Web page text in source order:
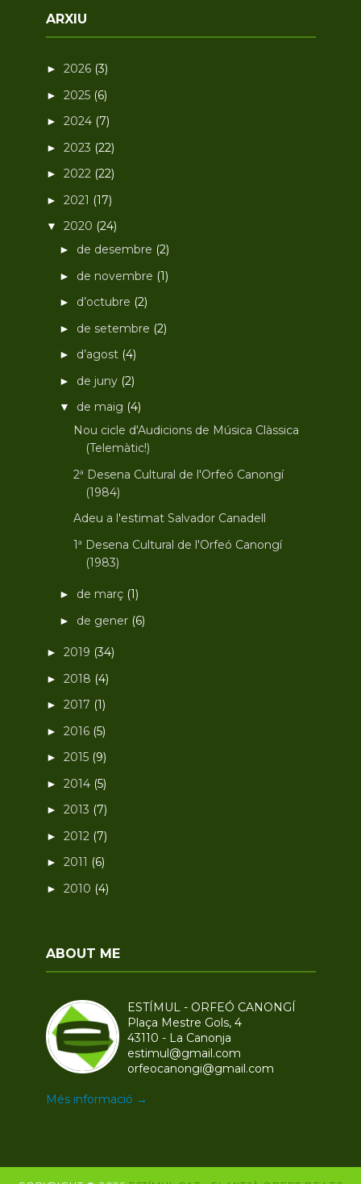
ARXIU
► 2026 (3)
► 2025 (6)
► 2024 (7)
► 2023 (22)
► 2022 (22)
► 2021 (17)
▼ 2020 (24)
► de desembre (2)
► de novembre (1)
► d’octubre (2)
► de setembre (2)
► d’agost (4)
► de juny (2)
▼ de maig (4)
Nou cicle d'Audicions de Música Clàssica
(Telemàtic!)
2ª Desena Cultural de l'Orfeó Canongí
(1984)
Adeu a l'estimat Salvador Canadell
1ª Desena Cultural de l'Orfeó Canongí
(1983)
► de març (1)
► de gener (6)
► 2019 (34)
► 2018 (4)
► 2017 (1)
► 2016 (5)
► 2015 (9)
► 2014 (5)
► 2013 (7)
► 2012 (7)
► 2011 (6)
► 2010 (4)
ABOUT ME
ESTÍMUL - ORFEÓ CANONGÍ
Plaça Mestre Gols, 4
43110 - La Canonja
estimul@gmail.com
orfeocanongi@gmail.com
Més informació →